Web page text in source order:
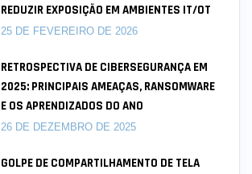
REDUZIR EXPOSIÇÃO EM AMBIENTES IT/OT
25 DE FEVEREIRO DE 2026
RETROSPECTIVA DE CIBERSEGURANÇA EM
2025: PRINCIPAIS AMEAÇAS, RANSOMWARE
E OS APRENDIZADOS DO ANO
26 DE DEZEMBRO DE 2025
GOLPE DE COMPARTILHAMENTO DE TELA